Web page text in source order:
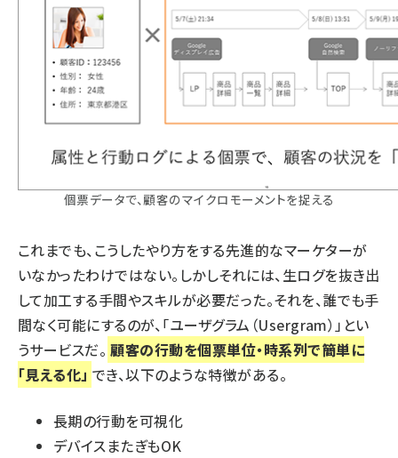
個票データで、顧客のマイクロモーメントを捉える
これまでも、こうしたやり方をする先進的なマーケターが
いなかったわけではない。しかしそれには、生ログを抜き出
して加工する手間やスキルが必要だった。それを、誰でも手
間なく可能にするのが、「ユーザグラム（Usergram）」とい
うサービスだ。 顧客の行動を個票単位・時系列で簡単に
「見える化」 でき、以下のような特徴がある。
長期の行動を可視化
デバイスまたぎもOK